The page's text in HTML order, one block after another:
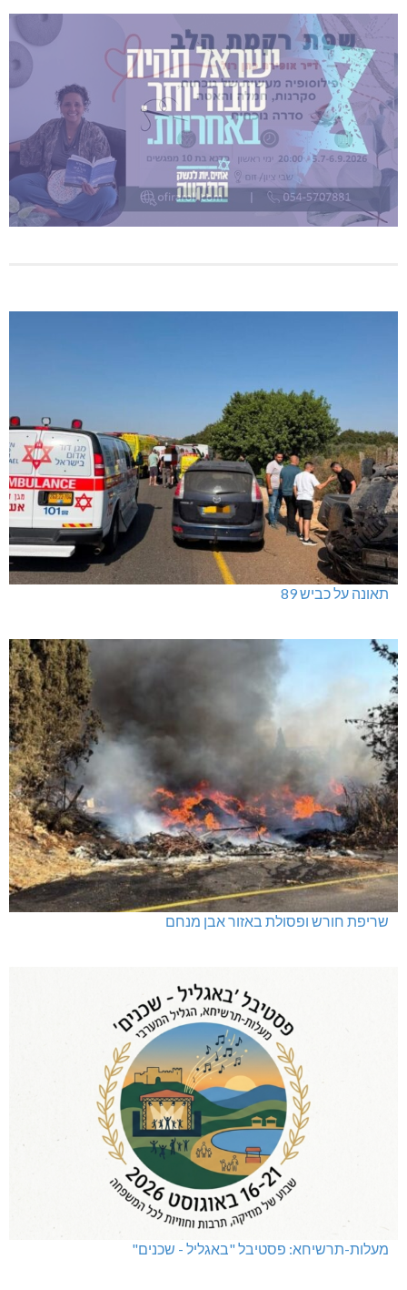
תאונה על כביש 89
שריפת חורש ופסולת באזור אבן מנחם
מעלות-תרשיחא: פסטיבל "באגליל - שכנים"